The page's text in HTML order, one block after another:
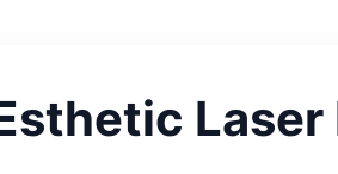
Laser